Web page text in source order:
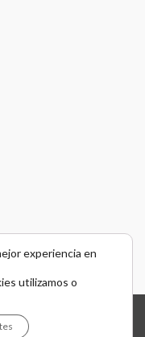
|
Y NAVEGACIÓN POR WEB
experiencia en
utilizamos o